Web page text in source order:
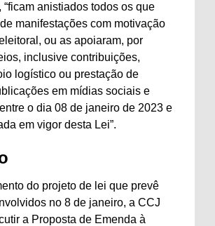
“ficam anistiados todos os que
manifestações com motivação
ou as apoiaram, por
inclusive contribuições,
logístico ou prestação de
em mídias sociais e
o dia 08 de janeiro de 2023 e
em vigor desta Lei”.
do projeto de lei que prevê
no 8 de janeiro, a CCJ
a Proposta de Emenda à